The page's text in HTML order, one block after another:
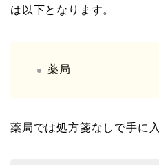
は以下となります。
薬局
薬局では処方箋なしで手に